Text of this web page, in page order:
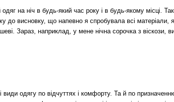
одяг на ніч в будь-який час року і в будь-якому місці.
до висновку, що напевно я спробувала всі
Зараз, наприклад, у мене нічна сорочка з
види одягу по відчуттях і комфорту. Та й по